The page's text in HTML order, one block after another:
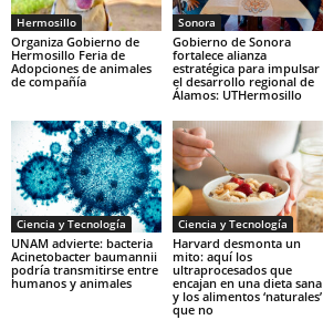
Hermosillo
Organiza Gobierno de
Hermosillo Feria de
Adopciones de animales
de compañía
Sonora
Gobierno de Sonora
fortalece alianza
estratégica para impulsar
el desarrollo regional de
Álamos: UTHermosillo
Ciencia y Tecnología
UNAM advierte: bacteria
Acinetobacter baumannii
podría transmitirse entre
humanos y animales
Ciencia y Tecnología
Harvard desmonta un
mito: aquí los
ultraprocesados que
encajan en una dieta sana
y los alimentos ‘naturales’
que no